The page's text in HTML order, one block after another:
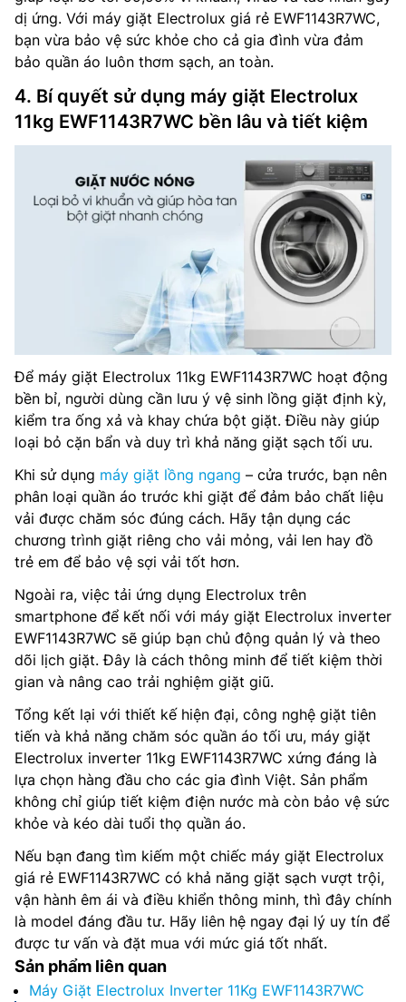
dị ứng. Với máy giặt Electrolux giá rẻ EWF1143R7WC,
bạn vừa bảo vệ sức khỏe cho cả gia đình vừa đảm
bảo quần áo luôn thơm sạch, an toàn.
4. Bí quyết sử dụng máy giặt Electrolux
11kg EWF1143R7WC bền lâu và tiết kiệm
Để máy giặt Electrolux 11kg EWF1143R7WC hoạt động
bền bỉ, người dùng cần lưu ý vệ sinh lồng giặt định kỳ,
kiểm tra ống xả và khay chứa bột giặt. Điều này giúp
loại bỏ cặn bẩn và duy trì khả năng giặt sạch tối ưu.
Khi sử dụng máy giặt lồng ngang – cửa trước, bạn nên
phân loại quần áo trước khi giặt để đảm bảo chất liệu
vải được chăm sóc đúng cách. Hãy tận dụng các
chương trình giặt riêng cho vải mỏng, vải len hay đồ
trẻ em để bảo vệ sợi vải tốt hơn.
Ngoài ra, việc tải ứng dụng Electrolux trên
smartphone để kết nối với máy giặt Electrolux inverter
EWF1143R7WC sẽ giúp bạn chủ động quản lý và theo
dõi lịch giặt. Đây là cách thông minh để tiết kiệm thời
gian và nâng cao trải nghiệm giặt giũ.
Tổng kết lại với thiết kế hiện đại, công nghệ giặt tiên
tiến và khả năng chăm sóc quần áo tối ưu, máy giặt
Electrolux inverter 11kg EWF1143R7WC xứng đáng là
lựa chọn hàng đầu cho các gia đình Việt. Sản phẩm
không chỉ giúp tiết kiệm điện nước mà còn bảo vệ sức
khỏe và kéo dài tuổi thọ quần áo.
Nếu bạn đang tìm kiếm một chiếc máy giặt Electrolux
giá rẻ EWF1143R7WC có khả năng giặt sạch vượt trội,
vận hành êm ái và điều khiển thông minh, thì đây chính
là model đáng đầu tư. Hãy liên hệ ngay đại lý uy tín để
được tư vấn và đặt mua với mức giá tốt nhất.
Sản phẩm liên quan
Máy Giặt Electrolux Inverter 11Kg EWF1143R7WC